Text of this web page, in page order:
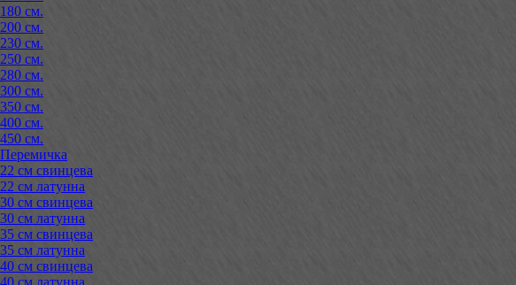
180 см.
200 см.
230 см.
250 см.
280 см.
300 см.
350 см.
400 см.
450 см.
Перемичка
22 см свинцева
22 см латунна
30 см свинцева
30 см латунна
35 см свинцева
35 см латунна
40 см свинцева